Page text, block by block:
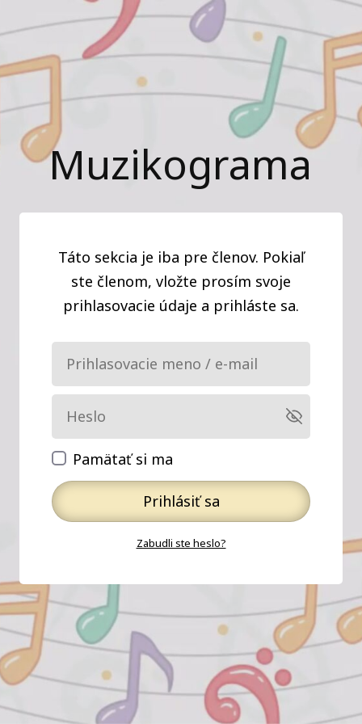
Muzikograma
Táto sekcia je iba pre členov. Pokiaľ
ste členom, vložte prosím svoje
prihlasovacie údaje a prihláste sa.
Pamätať si ma
Prihlásiť sa
Zabudli ste heslo?